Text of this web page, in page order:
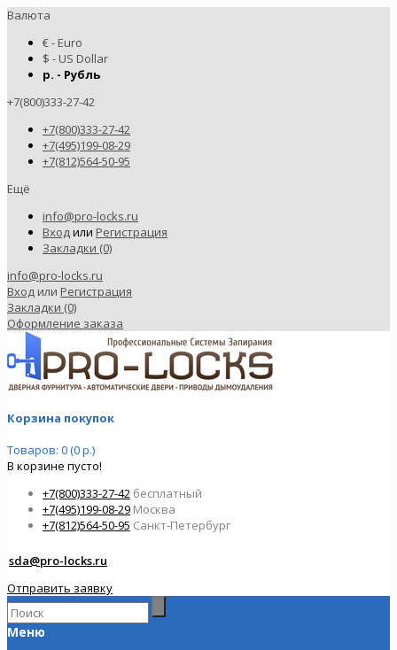
Валюта
€ - Euro
$ - US Dollar
р. - Рубль
+7(800)333-27-42
+7(800)333-27-42
+7(495)199-08-29
+7(812)564-50-95
Ещё
info@pro-locks.ru
Входили Регистрация
Закладки (0)
info@pro-locks.ru
Вход или Регистрация
Закладки (0)
Оформление заказа
Корзина покупок
Товаров: 0 (0 р.)
В корзине пусто!
+7(800)333-27-42 бесплатный
+7(495)199-08-29 Москва
+7(812)564-50-95 Санкт-Петербург
sda@pro-locks.ru
Отправить заявку
Меню